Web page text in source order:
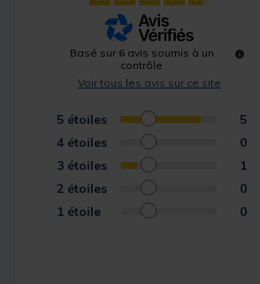
Basé sur 6 avis soumis à un
contrôle
Voir tous les avis sur ce site
5 étoiles
5
4 étoiles
0
3 étoiles
1
2 étoiles
0
1 étoile 0